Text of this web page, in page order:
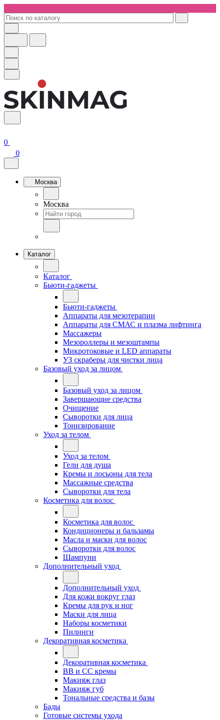
0
0
Москва
Москва
Каталог
Каталог
Бьюти-гаджеты
Бьюти-гаджеты
Аппараты для мезотерапии
Аппараты для СМАС и плазма лифтинга
Массажеры
Мезороллеры и мезоштампы
Микротоковые и LED аппараты
УЗ скраберы для чистки лица
Базовый уход за лицом
Базовый уход за лицом
Завершающие средства
Очищение
Сыворотки для лица
Тонизирование
Уход за телом
Уход за телом
Гели для душа
Кремы и лосьоны для тела
Массажные средства
Сыворотки для тела
Косметика для волос
Косметика для волос
Кондиционеры и бальзамы
Масла и маски для волос
Сыворотки для волос
Шампуни
Дополнительный уход
Дополнительный уход
Для кожи вокруг глаз
Кремы для рук и ног
Маски для лица
Наборы косметики
Пилинги
Декоративная косметика
Декоративная косметика
BB и СС кремы
Макияж глаз
Макияж губ
Тональные средства и базы
Бады
Готовые системы ухода